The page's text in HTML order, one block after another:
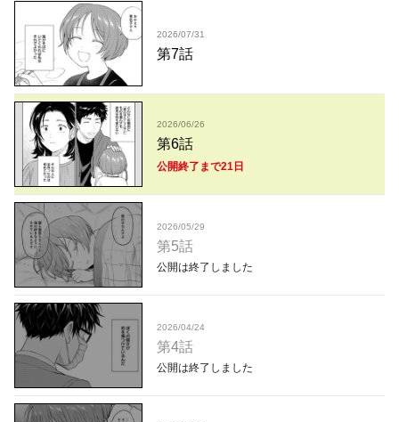
2026/07/31
第7話
2026/06/26
第6話
公開終了まで21日
2026/05/29
第5話
公開は終了しました
2026/04/24
第4話
公開は終了しました